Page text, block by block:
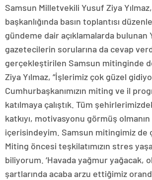
Samsun Milletvekili Yusuf Ziya
başkanlığında basın toplantısı
gündeme dair açıklamalarda bulunan
gazetecilerin sorularına da cevap
gerçekleştirilen Samsun mitinginde
Ziya Yılmaz, “İşlerimiz çok güzel
Cumhurbaşkanımızın miting ve il
katılmaya çalıştık. Tüm
katkıyı, motivasyonu görmüş
içerisindeyim. Samsun mitingimiz de
Miting öncesi teşkilatımızın stres
biliyorum. ‘Havada yağmur yağacak,
şartlarında acaba arzu ettiğimiz